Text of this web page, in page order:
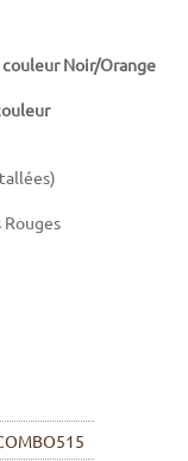
couleur Noir/Orange